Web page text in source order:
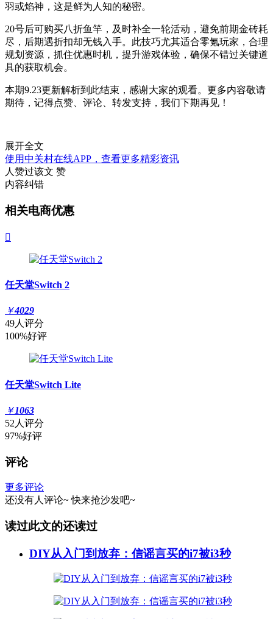
羽或焰神，这是鲜为人知的秘密。
20号后可购买八折鱼竿，及时补全一轮活动，避免前期金砖耗
尽，后期遇折扣却无钱入手。此技巧尤其适合零氪玩家，合理
规划资源，抓住优惠时机，提升游戏体验，确保不错过关键道
具的获取机会。
本期9.23更新解析到此结束，感谢大家的观看。更多内容敬请
期待，记得点赞、评论、转发支持，我们下期再见！
展开全文
使用中关村在线APP，查看更多精彩资讯
人赞过该文 赞
内容纠错
相关电商优惠

任天堂Switch 2
￥4029
49人评分
100%好评
任天堂Switch Lite
￥1063
52人评分
97%好评
评论
更多评论
还没有人评论~ 快来抢沙发吧~
读过此文的还读过
DIY从入门到放弃：信谣言买的i7被i3秒